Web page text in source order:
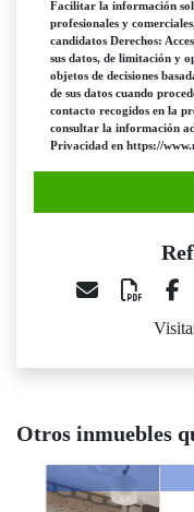
Facilitar la información
profesionales y
candidatos Derechos:
sus datos, de limitación y
objetos de decisiones
de sus datos cuando
contacto recogidos en la
consultar la información
Privacidad en https://
Otros inmuebles
NV65